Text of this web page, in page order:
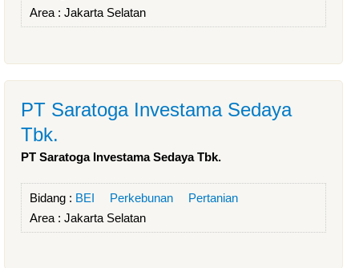
Area : Jakarta Selatan
PT Saratoga Investama Sedaya
Tbk.
PT Saratoga Investama Sedaya Tbk.
Bidang : BEI Perkebunan
Pertanian
Area : Jakarta Selatan